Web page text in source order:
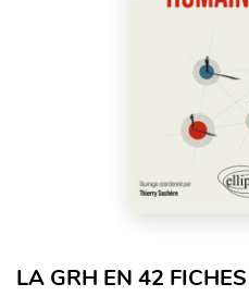
LA GRH EN 42 FICHES